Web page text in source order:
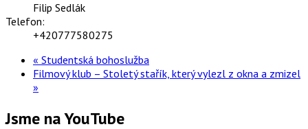
Filip Sedlák
Telefon:
+420777580275
« Studentská bohoslužba
Filmový klub – Stoletý stařík, který vylezl z okna a zmizel
»
Jsme na YouTube